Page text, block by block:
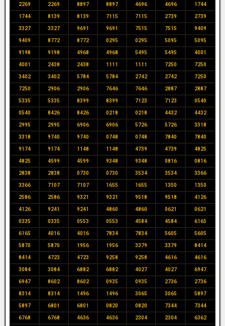
2269 2269 8897 8897 4696 4696 1744
1744 8139 8139 7115 7115 2739 2739
3327 3327 9691 9691 7515 7515 9409
9409 8772 8772 0295 0295 5095 5095
9198 9198 4968 4968 5495 5495 4001
4001 2438 2438 1111 1111 7250 7250
3402 3402 5784 5784 2742 2742 7250
7250 2906 2906 7646 7646 2887 2887
5335 5335 8399 8399 7123 7123 0540
0540 8426 8426 0218 0218 4432 4432
2995 2995 6906 6906 5726 5726 3318
3318 9740 9740 0748 0748 7840 7840
9174 9174 1148 1148 4739 4739 4825
4825 4599 4599 9348 9348 0816 0816
2838 2838 0730 0730 3534 3534 3366
3366 7107 7107 1655 1655 1350 1350
2586 2586 9321 9321 9518 9518 4126
4126 9241 9241 4860 4860 0621 0621
0335 0335 0553 0553 4584 4584 6165
6165 4016 4016 7834 7834 5605 5605
5870 5870 1956 1956 3379 3379 8414
8414 4723 4723 9258 9258 4616 4616
3084 3084 6882 6882 4027 4027 6947
6947 8602 8602 0935 0935 2736 2736
8314 8314 1496 1496 3065 3065 5897
5897 6801 6801 0820 0820 7344 7344
6768 6768 4636 4636 2304 2304 6362